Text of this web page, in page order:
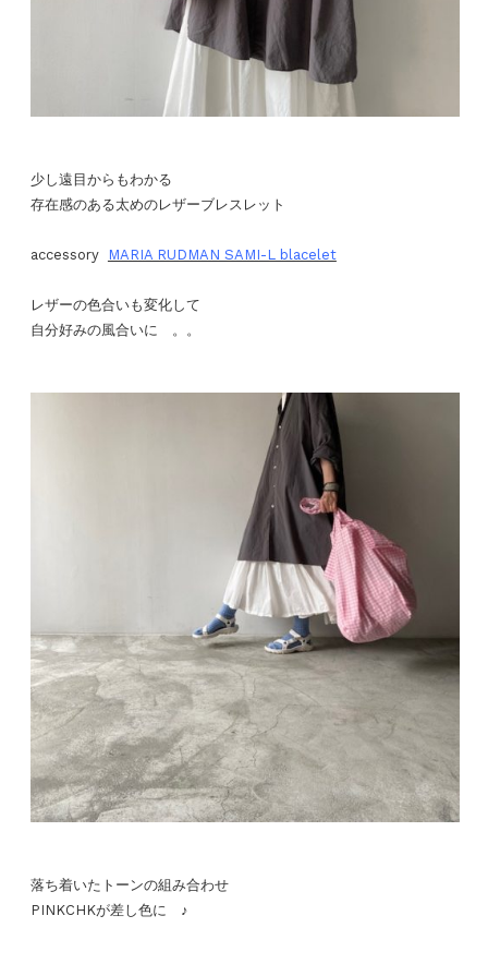
少し遠目からもわかる
存在感のある太めのレザーブレスレット
accessory MARIA RUDMAN SAMI-L blacelet
レザーの色合いも変化して
自分好みの風合いに 。。
落ち着いたトーンの組み合わせ
PINKCHKが差し色に ♪